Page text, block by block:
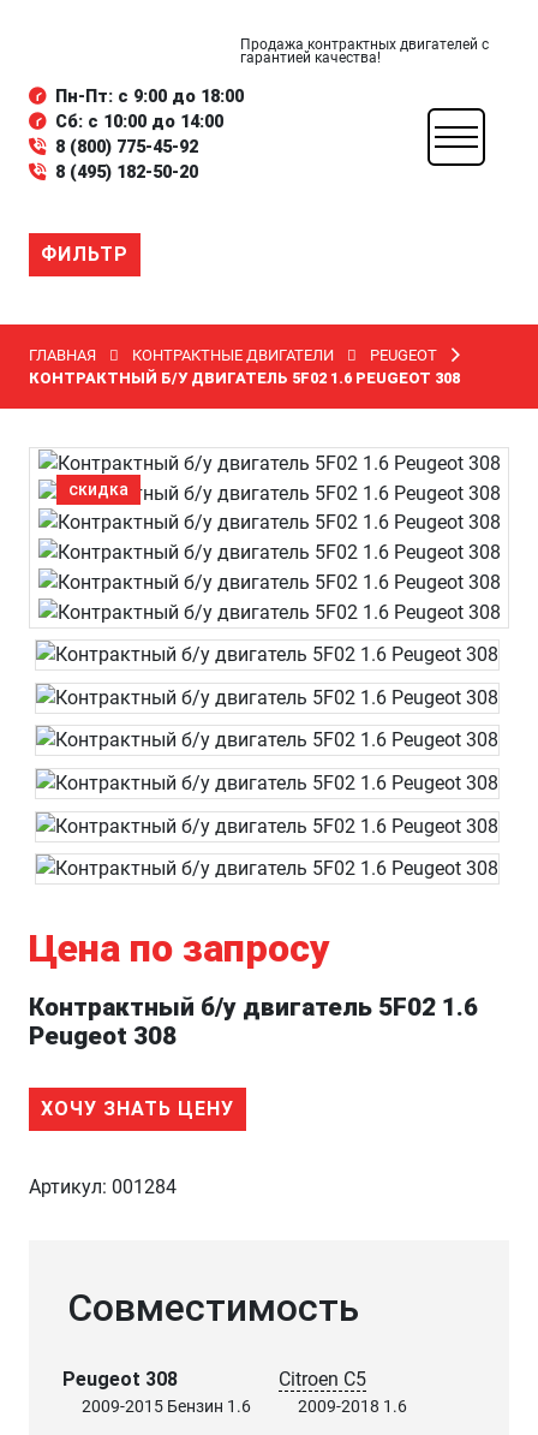
Продажа контрактных двигателей с
гарантией качества!
Пн-Пт: с 9:00 до 18:00
Сб: с 10:00 до 14:00
8 (800) 775-45-92
8 (495) 182-50-20
ФИЛЬТР
ГЛАВНАЯ КОНТРАКТНЫЕ ДВИГАТЕЛИ
PEUGEOT
КОНТРАКТНЫЙ Б/У ДВИГАТЕЛЬ 5F02 1.6 PEUGEOT 308
скидка
Цена по запросу
Контрактный б/у двигатель 5F02 1.6
Peugeot 308
ХОЧУ ЗНАТЬ ЦЕНУ
Артикул: 001284
Совместимость
Peugeot 308
2009-2015 Бензин 1.6
Citroen C5
2009-2018 1.6